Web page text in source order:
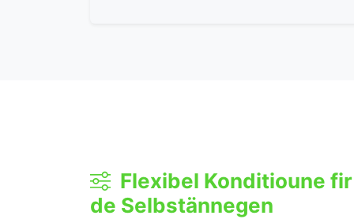
Flexibel Konditioune
de Selbstännegen